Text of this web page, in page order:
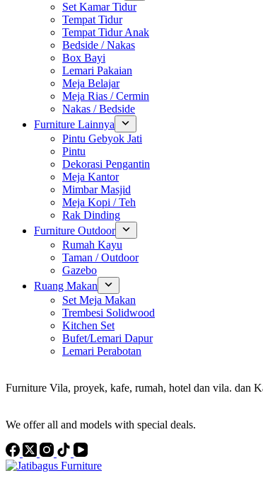
Set Kamar Tidur
Tempat Tidur
Tempat Tidur Anak
Bedside / Nakas
Box Bayi
Lemari Pakaian
Meja Belajar
Meja Rias / Cermin
Nakas / Bedside
Furniture Lainnya
Pintu Gebyok Jati
Pintu
Dekorasi Pengantin
Meja Kantor
Mimbar Masjid
Meja Kopi / Teh
Rak Dinding
Furniture Outdoor
Rumah Kayu
Taman / Outdoor
Gazebo
Ruang Makan
Set Meja Makan
Trembesi Solidwood
Kitchen Set
Bufet/Lemari Dapur
Lemari Perabotan
Furniture Vila, proyek, kafe, rumah, hotel dan vila. dan
We offer all and models with special deals.